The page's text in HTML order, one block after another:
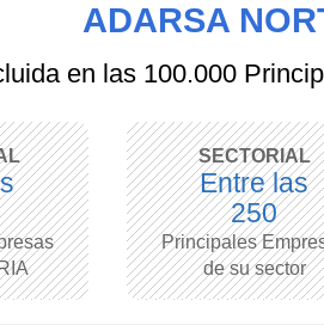
ADARSA
en las 100.000
SECTORIAL
Entre las
250
Principales
de su sector